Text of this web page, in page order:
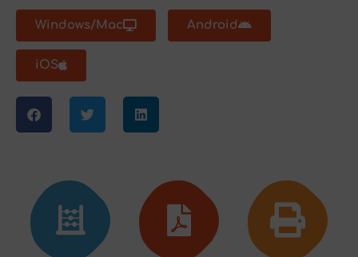
Windows/Mac Android
iOS